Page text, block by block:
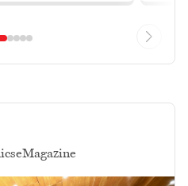
eMagazine